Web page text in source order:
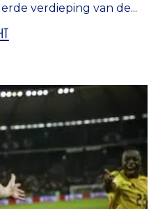
verdieping van de...